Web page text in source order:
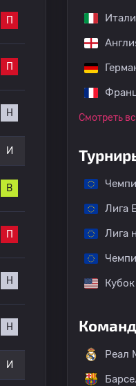
П
П
Н
И
В
П
Н
Н
И
Смотреть
Лига
Лига
Реал